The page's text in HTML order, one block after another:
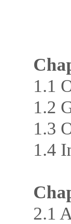
1.1
1.2
1.3
1.4
2.1